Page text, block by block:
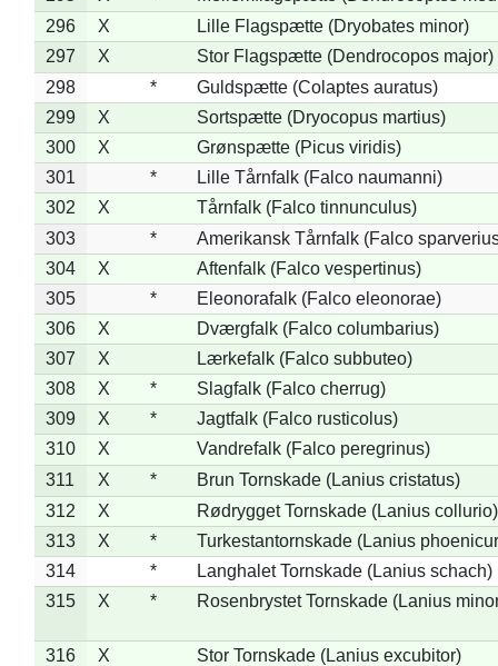
296
X
Lille Flagspætte (Dryobates minor)
297
X
Stor Flagspætte (Dendrocopos major)
298
*
Guldspætte (Colaptes auratus)
299
X
Sortspætte (Dryocopus martius)
300
X
Grønspætte (Picus viridis)
301
*
Lille Tårnfalk (Falco naumanni)
302
X
Tårnfalk (Falco tinnunculus)
303
*
Amerikansk Tårnfalk (Falco
304
X
Aftenfalk (Falco vespertinus)
305
*
Eleonorafalk (Falco eleonorae)
306
X
Dværgfalk (Falco columbarius)
307
X
Lærkefalk (Falco subbuteo)
308
X *
Slagfalk (Falco cherrug)
309
X *
Jagtfalk (Falco rusticolus)
310
X
Vandrefalk (Falco peregrinus)
311
X *
Brun Tornskade (Lanius cristatus)
312
X
Rødrygget Tornskade (Lanius collurio)
313
X *
Turkestantornskade (Lanius
314
*
Langhalet Tornskade (Lanius schach)
315
X * Rosenbrystet Tornskade (Lanius
316 X
Stor Tornskade (Lanius excubitor)